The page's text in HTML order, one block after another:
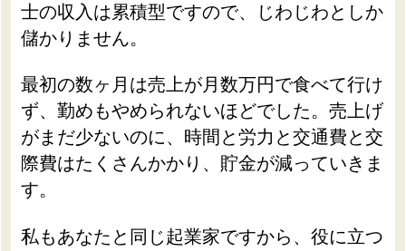
士の収入は累積型ですので、じわじわとしか
儲かりません。
最初の数ヶ月は売上が月数万円で食べて行け
ず、勤めもやめられないほどでした。売上げ
がまだ少ないのに、時間と労力と交通費と交
際費はたくさんかかり、貯金が減っていきま
す。
私もあなたと同じ起業家ですから、役に立つ